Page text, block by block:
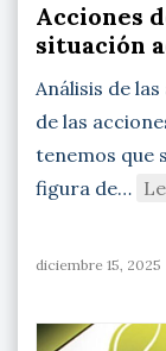
Acciones
situación
Análisis de
de las
tenemos que
figura de…
diciembre 15, 2025